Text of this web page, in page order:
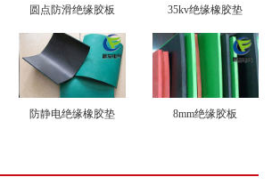
圆点防滑绝缘胶板 35kv绝缘橡胶垫
防静电绝缘橡胶垫 8mm绝缘胶板